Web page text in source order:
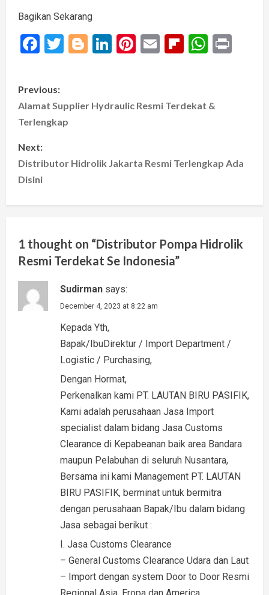
Bagikan Sekarang
Facebook
Twitter
Blogger
LinkedIn
Pinterest
EmailFlipboard
P
o
t
n
a
v
i
g
a
Previous:
Alamat Supplier Hydraulic Resmi Terdekat &
Terlengkap
Next:
Distributor Hidrolik Jakarta Resmi Terlengkap Ada
Disini
1 thought on “Distributor Pompa Hidrolik
Resmi Terdekat Se Indonesia”
Sudirman says:
December 4, 2023 at 8:22 am
Kepada Yth,
Bapak/IbuDirektur / Import Department /
Logistic / Purchasing,
Dengan Hormat,
Perkenalkan kami PT. LAUTAN BIRU PASIFIK,
Kami adalah perusahaan Jasa Import
specialist dalam bidang Jasa Customs
Clearance di Kepabeanan baik area Bandara
maupun Pelabuhan di seluruh Nusantara,
Bersama ini kami Management PT. LAUTAN
BIRU PASIFIK, berminat untuk bermitra
dengan perusahaan Bapak/Ibu dalam bidang
Jasa sebagai berikut :
I. Jasa Customs Clearance
– General Customs Clearance Udara dan Laut
– Import dengan system Door to Door Resmi